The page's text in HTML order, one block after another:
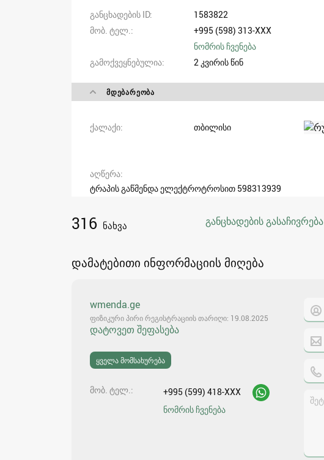
განცხადების ID
1583822
მობ. ტელ.
+995 (598) 313-XXX
ნომრის ჩვენება
გამოქვეყნებულია
2 კვირის წინ
ᲛᲓᲔᲑᲐᲠᲔᲝᲑᲐ
ქალაქი თბილისი
აღწერა
ტრაპის გაწმენდა ელექტროტროსით 598313939
განცხადების გასაჩივრება
316 ნახვა
დამატებითი ინფორმაციის მიღება
wmenda.ge
ფიზიკური პირი რეგისტრაციის თარიღი: 19.08.2025
დატოვეთ შეფასება
ყველა მომსახურება
მობ. ტელ.
+995 (599) 418-XXX
ნომრის ჩვენება